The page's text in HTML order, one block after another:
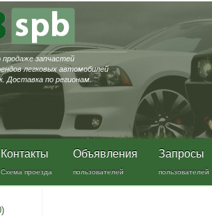
продаже запчастей
легковых автомобилей
Доставка по регионам.
Контакты
Схема проезда
Объявления
пользователей
Запросы
пользователей
)